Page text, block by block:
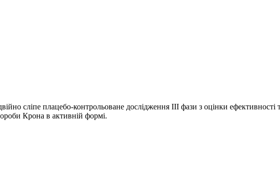
сліпе плацебо-контрольоване дослідження ІІІ фази з оцінки ефективності
Крона в активній формі.